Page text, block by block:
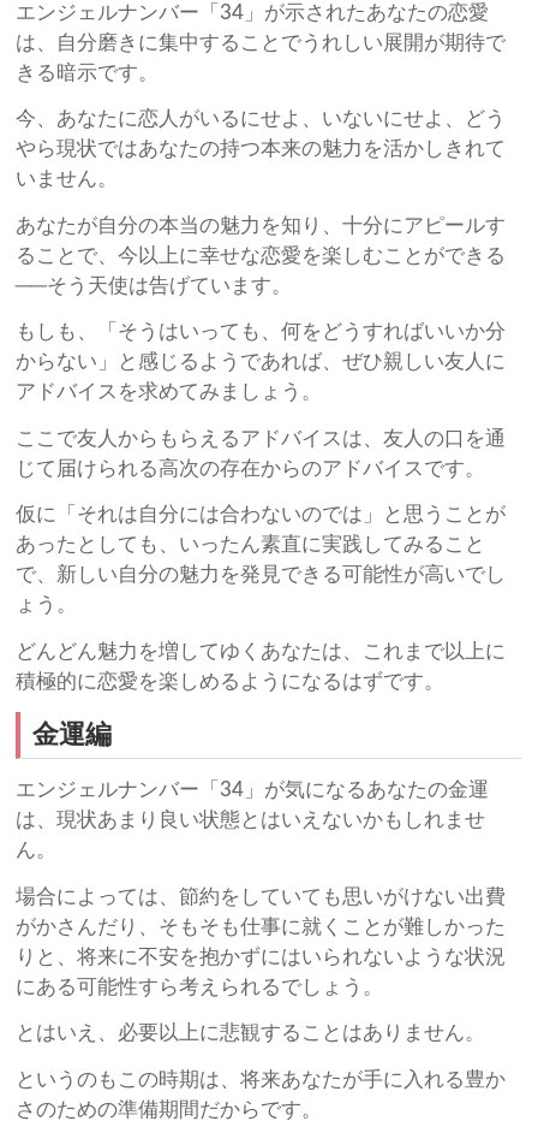
エンジェルナンバー「34」が示されたあなたの恋愛
は、自分磨きに集中することでうれしい展開が期待で
きる暗示です。
今、あなたに恋人がいるにせよ、いないにせよ、どう
やら現状ではあなたの持つ本来の魅力を活かしきれて
いません。
あなたが自分の本当の魅力を知り、十分にアピールす
ることで、今以上に幸せな恋愛を楽しむことができる
──そう天使は告げています。
もしも、「そうはいっても、何をどうすればいいか分
からない」と感じるようであれば、ぜひ親しい友人に
アドバイスを求めてみましょう。
ここで友人からもらえるアドバイスは、友人の口を通
じて届けられる高次の存在からのアドバイスです。
仮に「それは自分には合わないのでは」と思うことが
あったとしても、いったん素直に実践してみること
で、新しい自分の魅力を発見できる可能性が高いでし
ょう。
どんどん魅力を増してゆくあなたは、これまで以上に
積極的に恋愛を楽しめるようになるはずです。
金運編
エンジェルナンバー「34」が気になるあなたの金運
は、現状あまり良い状態とはいえないかもしれませ
ん。
場合によっては、節約をしていても思いがけない出費
がかさんだり、そもそも仕事に就くことが難しかった
りと、将来に不安を抱かずにはいられないような状況
にある可能性すら考えられるでしょう。
とはいえ、必要以上に悲観することはありません。
というのもこの時期は、将来あなたが手に入れる豊か
さのための準備期間だからです。